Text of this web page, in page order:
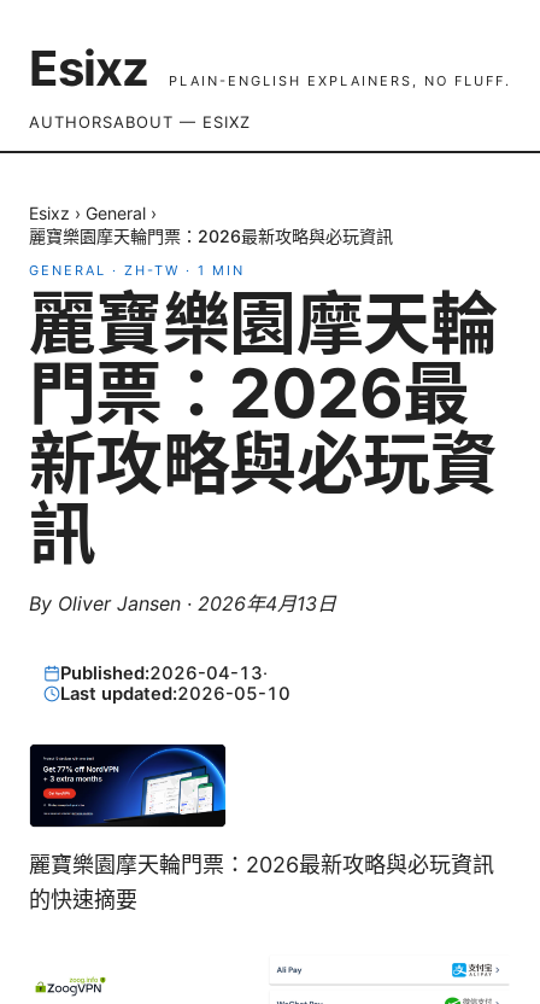
Esixz PLAIN-ENGLISH EXPLAINERS, NO FLUFF.
AUTHORSABOUT — ESIXZ
Esixz › General ›
麗寶樂園摩天輪門票：2026最新攻略與必玩資訊
GENERAL · ZH-TW · 1 MIN
麗寶樂園摩天輪
門票：2026最
新攻略與必玩資
訊
By Oliver Jansen · 2026年4月13日
Published:2026-04-13·
Last updated:2026-05-10
麗寶樂園摩天輪門票：2026最新攻略與必玩資訊
的快速摘要